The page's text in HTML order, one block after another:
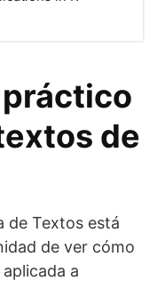
de
de Textos está
de ver cómo
a